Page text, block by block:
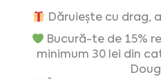
Dăruiește cu drag,
Bucură-te de 15%
minimum 30 lei din